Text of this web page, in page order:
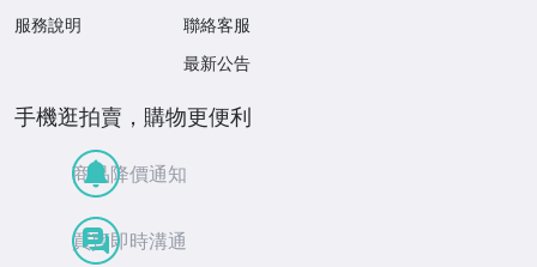
服務說明
聯絡客服
最新公告
手機逛拍賣，購物更便利
商品降價通知
買賣即時溝通